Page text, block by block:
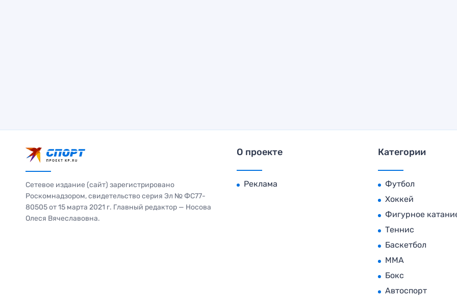
Сетевое издание (сайт) зарегистрировано
Роскомнадзором, свидетельство серия Эл № ФС77-
80505 от 15 марта 2021 г. Главный редактор — Носова
Олеся Вячеславовна.
О проекте
Реклама
Категории
Футбол
Хоккей
Фигурное
Теннис
Баскетбол
MMA
Бокс
Автоспорт